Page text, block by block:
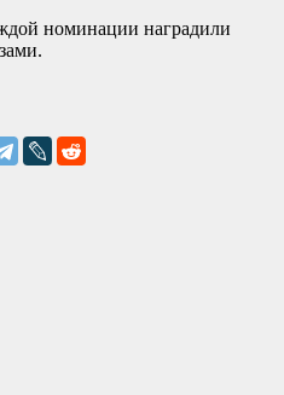
номинации наградили